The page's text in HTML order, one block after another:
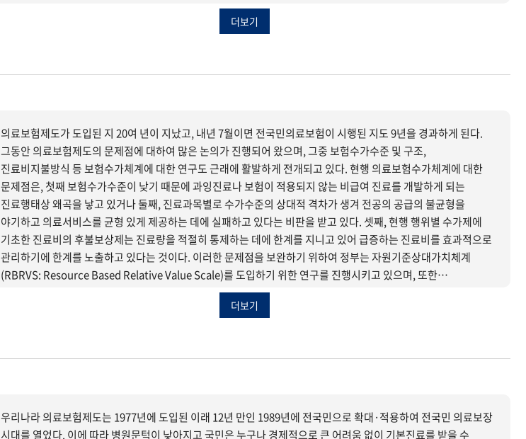
지역조합에 대한 보험재정지원을 확대하여 재정이 취약한 군지역 조합에 대하여 집중적으로 재정이전을 강화하는
것이 재원의 내부재분배의 효율성을 향상시킬 수 있을 것으로 판단된다. 지역조합에 대한 재정이전에 있어서는
더보기
의료보험제도가 도입된 지 20여 년이 지났고, 내년 7월이면 전국민의료보험이 시행된 지도 9년을 경과하게 된다.
그동안 의료보험제도의 문제점에 대하여 많은 논의가 진행되어 왔으며, 그중 보험수가수준 및 구조,
진료비지불방식 등 보험수가체계에 대한 연구도 근래에 활발하게 전개되고 있다. 현행 의료보험수가체계에 대한
문제점은, 첫째 보험수가수준이 낮기 때문에 과잉진료나 보험이 적용되지 않는 비급여 진료를 개발하게 되는
진료행태상 왜곡을 낳고 있거나 둘째, 진료과목별로 수가수준의 상대적 격차가 생겨 전공의 공급의 불균형을
야기하고 의료서비스를 균형 있게 제공하는 데에 실패하고 있다는 비판을 받고 있다. 셋째, 현행 행위별 수가제에
기초한 진료비의 후불보상제는 진료량을 적절히 통제하는 데에 한계를 지니고 있어 급증하는 진료비를 효과적으로
관리하기에 한계를 노출하고 있다는 것이다. 이러한 문제점을 보완하기 위하여 정부는 자원기준상대가치체계
(RBRVS: Resource Based Relative Value Scale)를 도입하기 위한 연구를 진행시키고 있으며, 또한
진료비지불을 질병단위로 포괄화하는 포괄수가제(DRG: Dignosis Related Group)를 일부 병원을 대상으로
더보기
우리나라 의료보험제도는 1977년에 도입된 이래 12년 만인 1989년에 전국민으로 확대·적용하여 전국민 의료보장
시대를 열었다. 이에 따라 병원문턱이 낮아지고 국민은 누구나 경제적으로 큰 어려움 없이 기본진료를 받을 수